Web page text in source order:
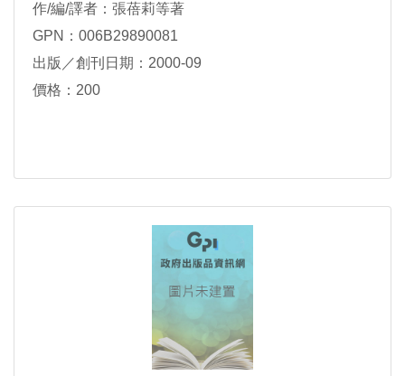
作/編/譯者：張蓓莉等著
GPN：006B29890081
出版／創刊日期：2000-09
價格：200